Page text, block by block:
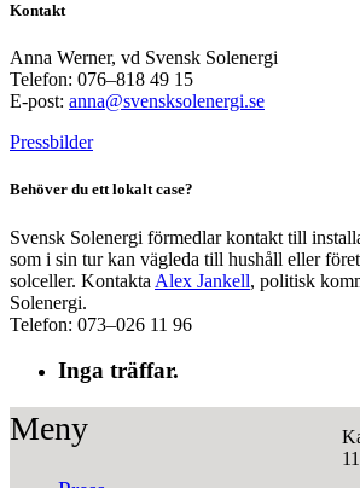
Kontakt
Anna Werner, vd Svensk Solenergi
Telefon: 076–818 49 15
E-post: anna@svensksolenergi.se
Pressbilder
Behöver du ett lokalt case?
Svensk Solenergi förmedlar kontakt till
som i sin tur kan vägleda till hushåll eller
solceller. Kontakta Alex Jankell, politisk
Solenergi.
Telefon: 073–026 11 96
Inga träffar.
Meny